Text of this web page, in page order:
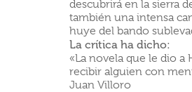
descubrirá en la sierra
también una intensa
huye del bando
La crítica ha dicho:
«La novela que le dio
recibir alguien con
Juan Villoro